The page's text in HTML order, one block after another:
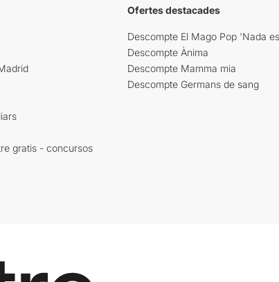
gratis - concursos
Ofertes destacades
Descompte El Mago Pop 'Nada
Descompte Ànima
Descompte Mamma mia
Descompte Germans de sang